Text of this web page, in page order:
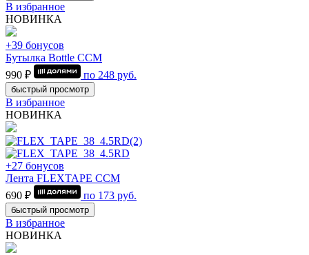
В избранное
НОВИНКА
+39 бонусов
Бутылка Bottle CCM
990 ₽
по 248 руб.
быстрый просмотр
В избранное
НОВИНКА
+27 бонусов
Лента FLEXTAPE CCM
690 ₽
по 173 руб.
быстрый просмотр
В избранное
НОВИНКА